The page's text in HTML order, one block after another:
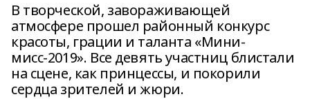
В творческой, завораживающей
атмосфере прошел районный конкурс
красоты, грации и таланта «Мини-
мисс-2019». Все девять участниц блистали
на сцене, как принцессы, и покорили
сердца зрителей и жюри.